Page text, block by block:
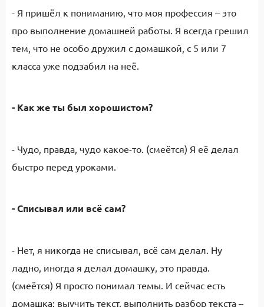
- Я пришёл к пониманию, что моя профессия – это
про выполнение домашней работы. Я всегда грешил
тем, что не особо дружил с домашкой, с 5 или 7
класса уже подзабил на неё.
- Как же ты был хорошистом?
- Чудо, правда, чудо какое-то. (смеётся) Я её делал
быстро перед уроками.
- Списывал или всё сам?
- Нет, я никогда не списывал, всё сам делал. Ну
ладно, иногда я делал домашку, это правда.
(смеётся) Я просто понимал темы. И сейчас есть
домашка: выучить текст, выполнить разбор текста –